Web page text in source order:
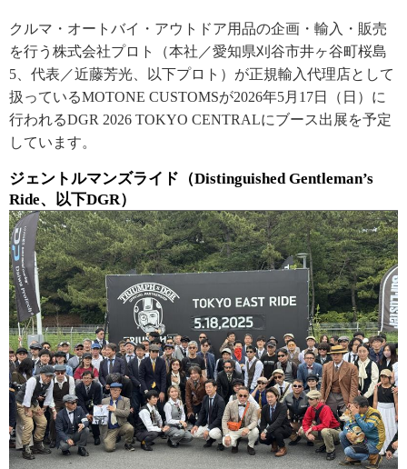
クルマ・オートバイ・アウトドア用品の企画・輸入・販売
を行う株式会社プロト（本社／愛知県刈谷市井ヶ谷町桜島
5、代表／近藤芳光、以下プロト）が正規輸入代理店として
扱っているMOTONE CUSTOMSが2026年5月17日（日）に
行われるDGR 2026 TOKYO CENTRALにブース出展を予定
しています。
ジェントルマンズライド（Distinguished Gentleman’s
Ride、以下DGR）